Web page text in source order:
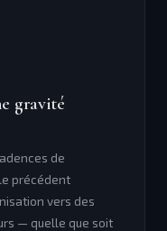
gravité
de
précédent
vers des
— quelle que soit